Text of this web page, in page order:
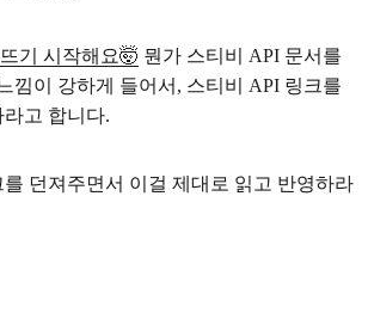
기 시작해요🤯 뭔가 스티비 API 문서를
낌이 강하게 들어서, 스티비 API 링크를
고 합니다.
던져주면서 이걸 제대로 읽고 반영하라